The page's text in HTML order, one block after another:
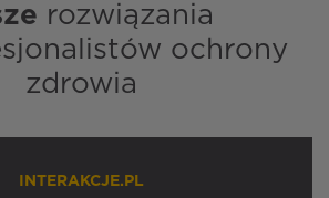
rozwiązania
ochrony
zdrowia
INTERAKCJE.PL